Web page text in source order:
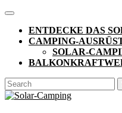
Skip
content
Open
ButtonENTDECKE DAS
CAMPING-
SOLAR-
CLOSE
BUTTON
Search
for: